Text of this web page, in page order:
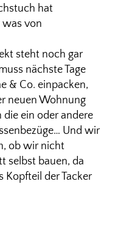
hat
von
steht noch gar
nächste Tage
& Co. einpacken,
neuen Wohnung
ein oder andere
Und wir
ob wir nicht
selbst bauen, da
Kopfteil der Tacker